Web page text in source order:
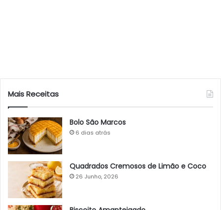
Mais Receitas
Bolo São Marcos
6 dias atrás
Quadrados Cremosos de Limão e Coco
26 Junho, 2026